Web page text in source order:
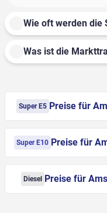
Wie oft werden die
Was ist die
Super E5 Preise für
Super E10 Preise für
Diesel Preise für